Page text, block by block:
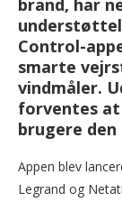
brand, har
Control-
smarte
vindmåler.
forventes
brugere den
Appen blev
Legrand og